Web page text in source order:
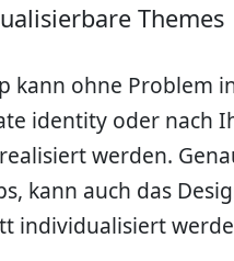
Themes
kann ohne Problem
identity oder nach
werden.
kann auch das
individualisiert